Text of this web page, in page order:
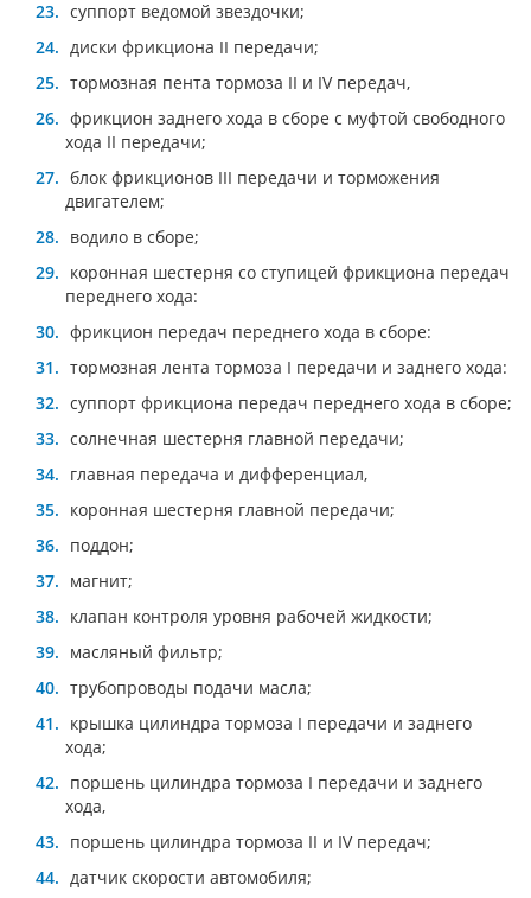
суппорт ведомой звездочки;
диски фрикциона II передачи;
тормозная пента тормоза II и IV передач,
фрикцион заднего хода в сборе с муфтой свободного
хода II передачи;
блок фрикционов III передачи и торможения
двигателем;
водило в сборе;
коронная шестерня со ступицей фрикциона передач
переднего хода:
фрикцион передач переднего хода в сборе:
тормозная лента тормоза I передачи и заднего хода:
суппорт фрикциона передач переднего хода в сборе;
солнечная шестерня главной передачи;
главная передача и дифференциал,
коронная шестерня главной передачи;
поддон;
магнит;
клапан контроля уровня рабочей жидкости;
масляный фильтр;
трубопроводы подачи масла;
крышка цилиндра тормоза I передачи и заднего
хода;
поршень цилиндра тормоза I передачи и заднего
хода,
поршень цилиндра тормоза II и IV передач;
датчик скорости автомобиля;